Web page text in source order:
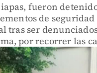
fueron
de
tras ser
por recorrer las